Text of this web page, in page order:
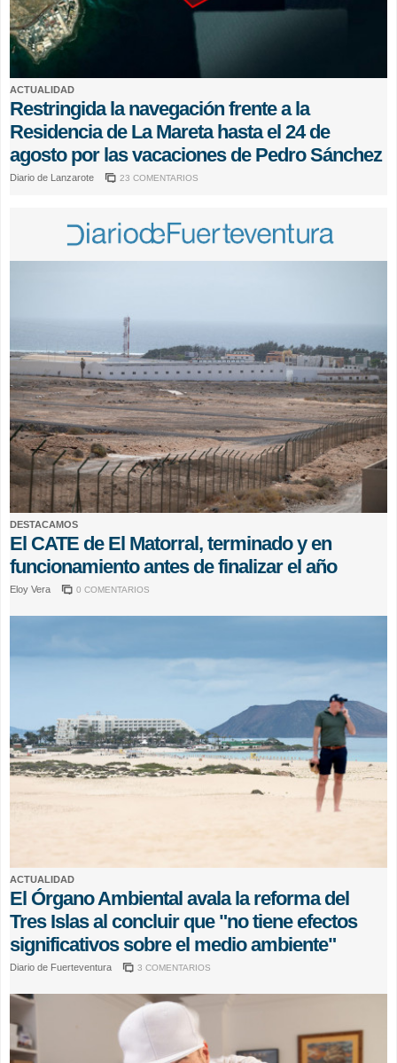
ACTUALIDAD
Restringida la navegación frente a la
Residencia de La Mareta hasta el 24 de
agosto por las vacaciones de Pedro Sánchez
Diario de Lanzarote 23 COMENTARIOS
DESTACAMOS
El CATE de El Matorral, terminado y en
funcionamiento antes de finalizar el año
Eloy Vera 0 COMENTARIOS
ACTUALIDAD
El Órgano Ambiental avala la reforma del
Tres Islas al concluir que "no tiene efectos
significativos sobre el medio ambiente"
Diario de Fuerteventura 3 COMENTARIOS